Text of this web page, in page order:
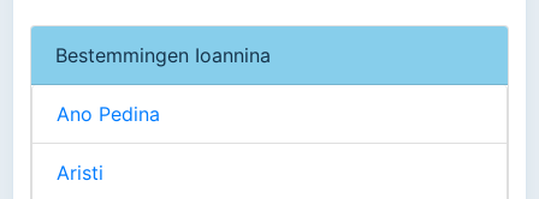
Bestemmingen Ioannina
Ano Pedina
Aristi